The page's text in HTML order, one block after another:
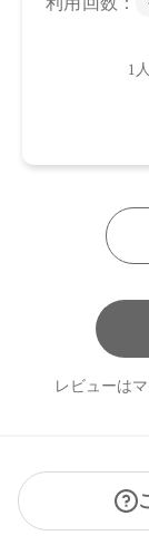
合がございます。
載と異なる場合
●予告なくパッ
レビューは